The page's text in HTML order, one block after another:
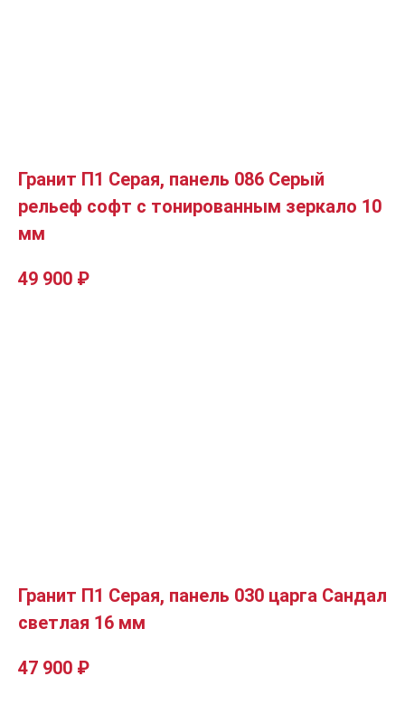
Гранит П1 Серая, панель 086 Серый
рельеф софт с тонированным зеркало 10
мм
49 900 ₽
Гранит П1 Серая, панель 030 царга Сандал
светлая 16 мм
47 900 ₽